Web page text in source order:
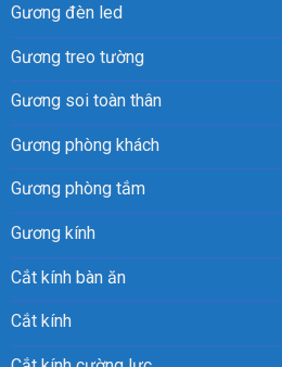
Gương đèn led
Gương treo tường
Gương soi toàn thân
Gương phòng khách
Gương phòng tắm
Gương kính
Cắt kính bàn ăn
Cắt kính